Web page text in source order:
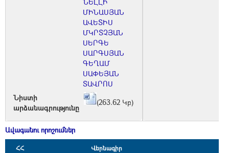
ՄԻՆԱՍՅԱՆ
ԱՎԵՏԻՍ
ՄԿՐՏՉՅԱՆ
ՍԵՐԳԵ
ՍԱՐԳՍՅԱՆ
ԳԵՂԱՄ
ՍԱՓԵՅԱՆ
ՏԱՎՐՈՍ
Նիստի
արձանագրությունը
(263.62 Կբ)
Ավագանու որոշումներ
ՀՀ Վերնագիր